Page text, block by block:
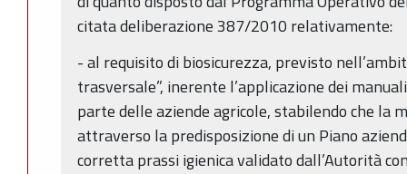
citata deliberazione 387/2010 relativamente:
- al requisito di biosicurezza, previsto
trasversale”, inerente l’applicazione dei
parte delle aziende agricole, stabilendo che la
attraverso la predisposizione di un Piano
corretta prassi igienica validato dall’Autorità